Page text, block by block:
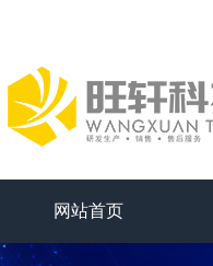
网站首页